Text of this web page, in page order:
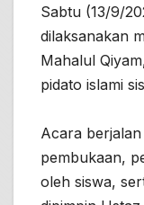
Sabtu (13/9/
dilaksanakan
Mahalul
pidato islami
Acara
pembukaan,
oleh siswa,